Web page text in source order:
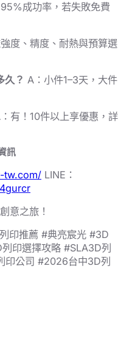
成功率，若失敗免費
度、精度、耐熱與預算選
久？ A：小件1–3天，大件
有！10件以上享優惠，詳
訊
tw.com/ LINE：
意之旅！
印推薦 #典亮宸光 #3D
印選擇攻略 #SLA3D列
公司 #2026台中3D列